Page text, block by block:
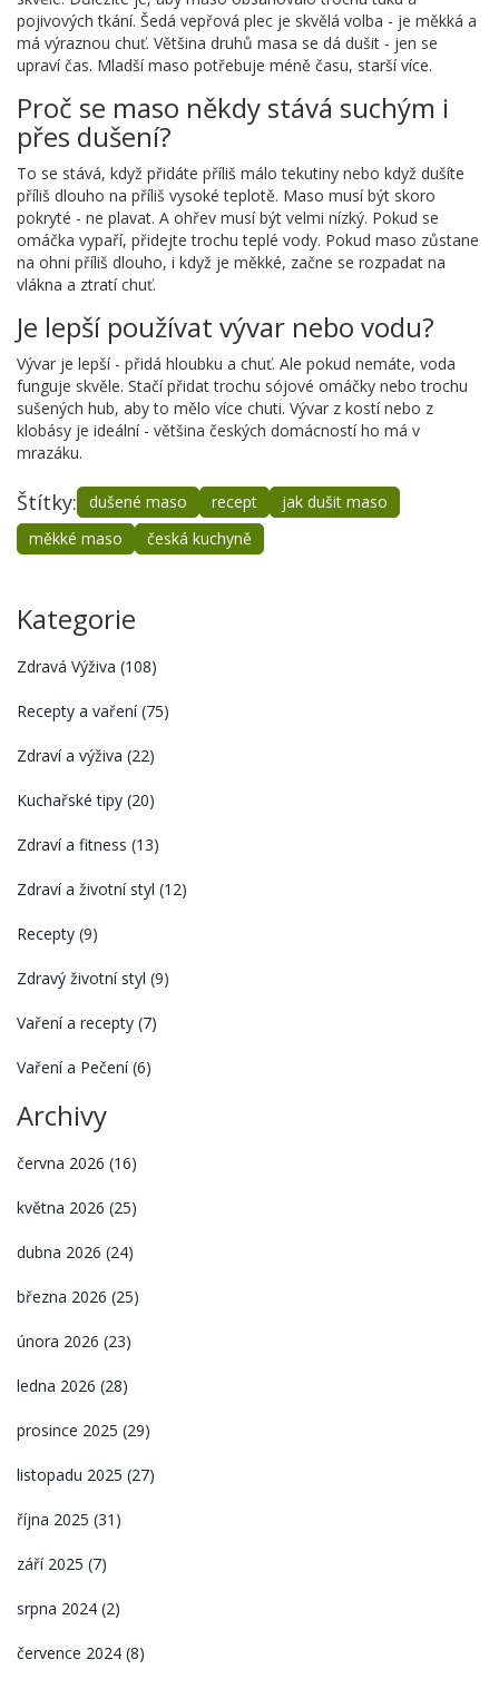
pojivových tkání. Šedá vepřová plec je skvělá volba - je měkká a
má výraznou chuť. Většina druhů masa se dá dušit - jen se
upraví čas. Mladší maso potřebuje méně času, starší více.
Proč se maso někdy stává suchým i
přes dušení?
To se stává, když přidáte příliš málo tekutiny nebo když dušíte
příliš dlouho na příliš vysoké teplotě. Maso musí být skoro
pokryté - ne plavat. A ohřev musí být velmi nízký. Pokud se
omáčka vypaří, přidejte trochu teplé vody. Pokud maso zůstane
na ohni příliš dlouho, i když je měkké, začne se rozpadat na
vlákna a ztratí chuť.
Je lepší používat vývar nebo vodu?
Vývar je lepší - přidá hloubku a chuť. Ale pokud nemáte, voda
funguje skvěle. Stačí přidat trochu sójové omáčky nebo trochu
sušených hub, aby to mělo více chuti. Vývar z kostí nebo z
klobásy je ideální - většina českých domácností ho má v
mrazáku.
Štítky: dušené maso recept
jak dušit maso
měkké maso
česká kuchyně
Kategorie
Zdravá Výživa (108)
Recepty a vaření(75)
Zdraví a výživa (22)
Kuchařské tipy (20)
Zdraví a fitness (13)
Zdraví a životní styl (12)
Recepty (9)
Zdravý životní styl (9)
Vaření a recepty (7)
Vaření a Pečení(6)
Archivy
června 2026 (16)
května 2026 (25)
dubna 2026 (24)
března 2026 (25)
února 2026 (23)
ledna 2026 (28)
prosince 2025 (29)
listopadu 2025 (27)
října 2025 (31)
září 2025 (7)
srpna 2024 (2)
července 2024 (8)